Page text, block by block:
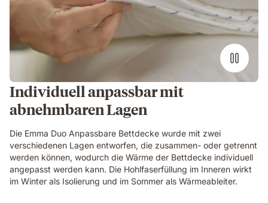
Individuell anpassbar mit
abnehmbaren Lagen
Die Emma Duo Anpassbare Bettdecke wurde mit zwei
verschiedenen Lagen entworfen, die zusammen- oder getrennt
werden können, wodurch die Wärme der Bettdecke individuell
angepasst werden kann. Die Hohlfaserfüllung im Inneren wirkt
im Winter als Isolierung und im Sommer als Wärmeableiter.